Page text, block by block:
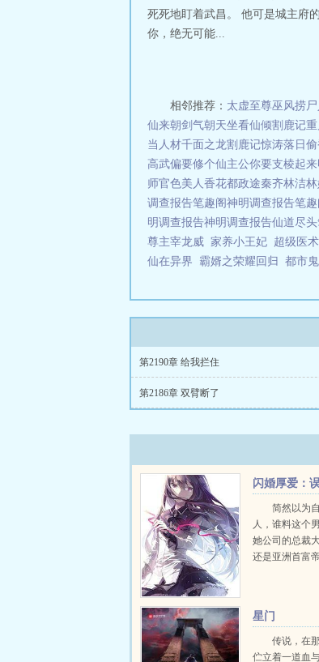
死死地盯着武昌。 他可是城主府
你，绝无可能...
相邻推荐： 太虚至尊巫风捞尸
仙来朝剑气朝天坐看仙倾割鹿记
当人材千面之龙割鹿记惊涛落日 偷
高武偏要修个仙主公你要支棱起来
师官色美人香花都政途秦齐林洁
调查报告笔趣阁神明调查报告笔趣
明调查报告神明调查报告仙道尽头
尊主宰龙威 家养小王妃 超级医
仙在异界
霸婿之荣耀回归 都市
第2190章 给我拦住
第2186章 双臂断了
闪婚厚爱：
价老公简然以为
人，谁料这个
她公司的总裁
还是亚洲首富
头也不剩。...
星门
传说，在
伫立着一道血